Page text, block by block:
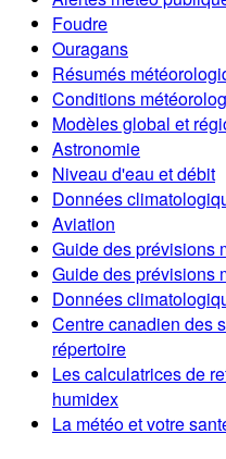
Foudre
Ouragans
Résumés
Conditions
Modèles global et
Astronomie
Niveau d'eau et débit
Données
Aviation
Guide des prévisions
Guide des prévisions
Données
Centre canadien des
répertoire
Les calculatrices de
humidex
La météo et votre